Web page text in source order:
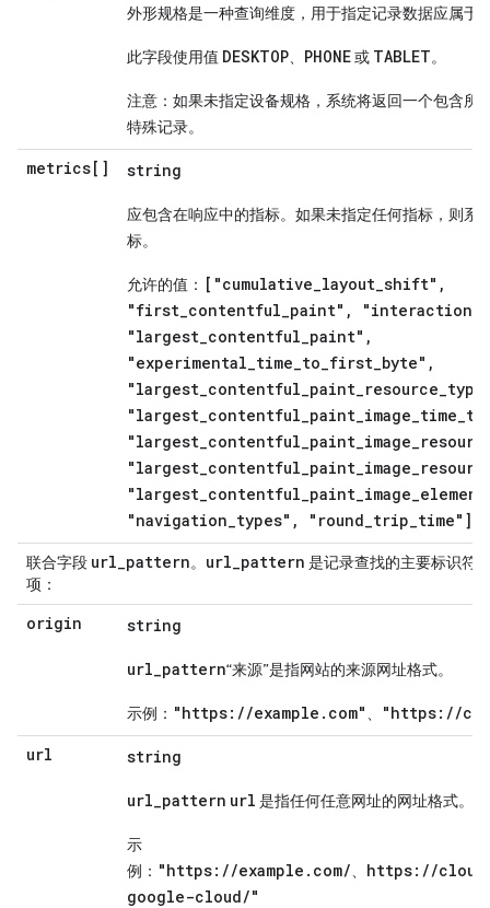
外形规格是一种查询维度，用于指定记录数据应属于
此字段使用值 DESKTOP、 PHONE或 TABLET。
注意：如果未指定设备规格，系统将返回一个包含所
特殊记录。
metrics[] string
应包含在响应中的指标。如果未指定任何指标，则系
标。
允许的值： ["cumulative_layout_shift",
"first_contentful_paint",
"largest_contentful_paint",
"experimental_time_to_first_byte",
"navigation_types", "round_trip_time"]
联合字段 url_pattern。 url_pattern 是记录查找的主要标识符
项：
origin string
url_pattern“来源”是指网站的来源网址格式。
示例： "https://example.com"、
"https://
url
string
url_pattern url 是指任何任意网址的网址格式。
示
例： "https://example.com/、 https://
google-cloud/"